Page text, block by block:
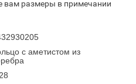
вам размеры в примечании
с аметистом из